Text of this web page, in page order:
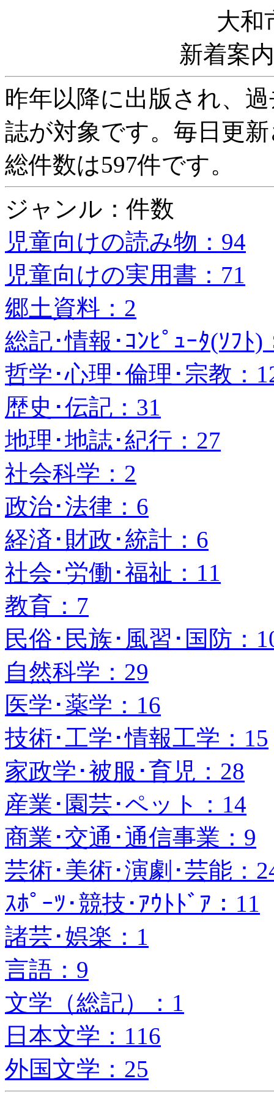
大和
新着案
昨年以降に出版され、
誌が対象です。毎日更
総件数は597件です。
ジャンル：件数
児童向けの読み物：94
児童向けの実用書：71
郷土資料：2
総記･情報･ｺﾝﾋﾟｭｰﾀ(ｿﾌﾄ)
哲学･心理･倫理･宗教：
歴史･伝記：31
地理･地誌･紀行：27
社会科学：2
政治･法律：6
経済･財政･統計：6
社会･労働･福祉：11
教育：7
民俗･民族･風習･国防：
自然科学：29
医学･薬学：16
技術･工学･情報工学：15
家政学･被服･育児：28
産業･園芸･ペット：14
商業･交通･通信事業：9
芸術･美術･演劇･芸能：
ｽﾎﾟｰﾂ･競技･ｱｳﾄﾄﾞｱ：11
諸芸･娯楽：1
言語：9
文学（総記）：1
日本文学：116
外国文学：25